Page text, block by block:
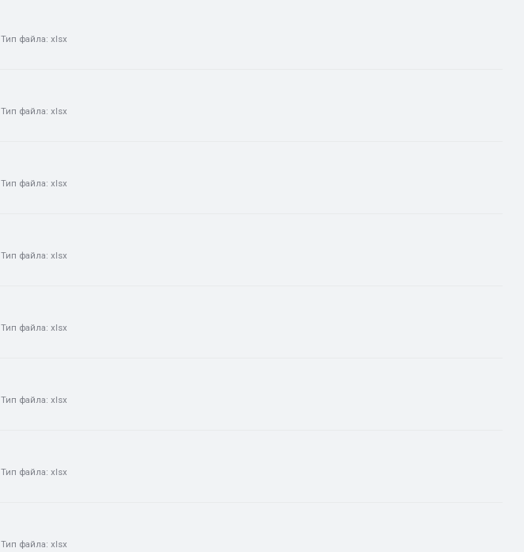
Тип файла: xlsx
Тип файла: xlsx
Тип файла: xlsx
Тип файла: xlsx
Тип файла: xlsx
Тип файла: xlsx
Тип файла: xlsx
Тип файла: xlsx